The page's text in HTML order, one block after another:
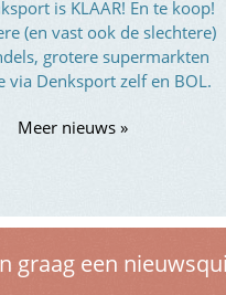
is KLAAR! En te koop!
(en vast ook de slechtere)
grotere supermarkten
via Denksport zelf en BOL.
Meer nieuws »
graag een